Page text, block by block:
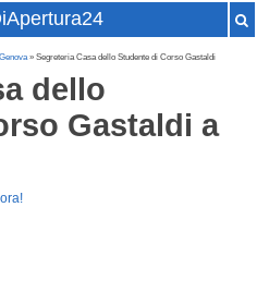
» Segreteria Casa dello Studente di Corso Gastaldi
dello
Gastaldi a